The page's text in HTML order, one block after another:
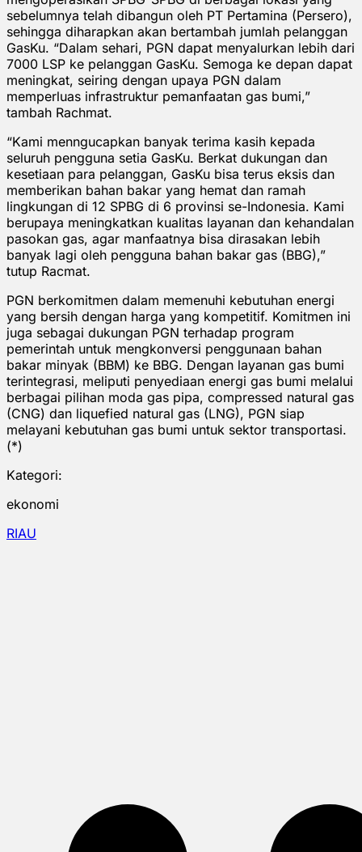
sebelumnya telah dibangun oleh PT Pertamina (Persero),
sehingga diharapkan akan bertambah jumlah pelanggan
GasKu. “Dalam sehari, PGN dapat menyalurkan lebih dari
7000 LSP ke pelanggan GasKu. Semoga ke depan dapat
meningkat, seiring dengan upaya PGN dalam
memperluas infrastruktur pemanfaatan gas bumi,”
tambah Rachmat.
“Kami menngucapkan banyak terima kasih kepada
seluruh pengguna setia GasKu. Berkat dukungan dan
kesetiaan para pelanggan, GasKu bisa terus eksis dan
memberikan bahan bakar yang hemat dan ramah
lingkungan di 12 SPBG di 6 provinsi se-Indonesia. Kami
berupaya meningkatkan kualitas layanan dan kehandalan
pasokan gas, agar manfaatnya bisa dirasakan lebih
banyak lagi oleh pengguna bahan bakar gas (BBG),”
tutup Racmat.
PGN berkomitmen dalam memenuhi kebutuhan energi
yang bersih dengan harga yang kompetitif. Komitmen ini
juga sebagai dukungan PGN terhadap program
pemerintah untuk mengkonversi penggunaan bahan
bakar minyak (BBM) ke BBG. Dengan layanan gas bumi
terintegrasi, meliputi penyediaan energi gas bumi melalui
berbagai pilihan moda gas pipa, compressed natural gas
(CNG) dan liquefied natural gas (LNG), PGN siap
melayani kebutuhan gas bumi untuk sektor transportasi.
(*)
Kategori:
ekonomi
RIAU